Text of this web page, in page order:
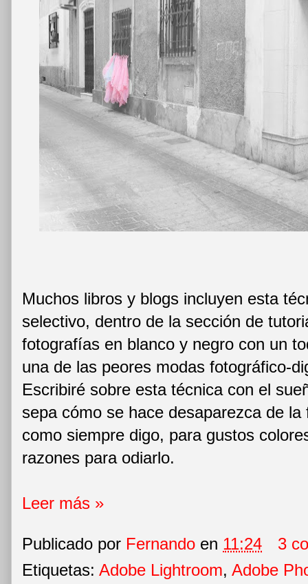
Muchos libros y blogs incluyen esta
selectivo, dentro de la sección de
fotografías en blanco y negro con un
una de las peores modas fotográfico-
Escribiré sobre esta técnica con el
sepa cómo se hace desaparezca de
como siempre digo, para gustos
razones para odiarlo.
Leer más »
Publicado por Fernando en 11:24
3
Etiquetas: Adobe Lightroom, Adobe